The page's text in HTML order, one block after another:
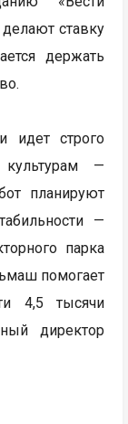
ставку
держать
идет строго
—
планируют
—
парка
помогает
4,5 тысячи
директор